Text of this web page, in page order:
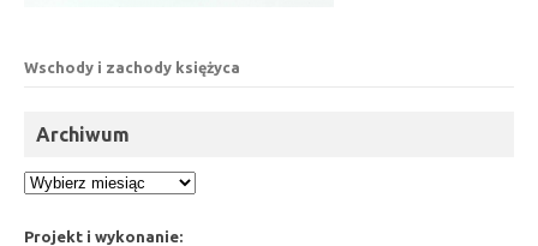
Wschody i zachody księżyca
Archiwum
Archiwum
Projekt i wykonanie: